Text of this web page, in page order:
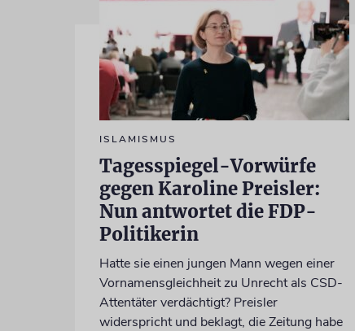
ISLAMISMUS
Tagesspiegel-Vorwürfe
gegen Karoline Preisler:
Nun antwortet die FDP-
Politikerin
Hatte sie einen jungen Mann wegen einer
Vornamensgleichheit zu Unrecht als CSD-
Attentäter verdächtigt? Preisler
widerspricht und beklagt, die Zeitung habe